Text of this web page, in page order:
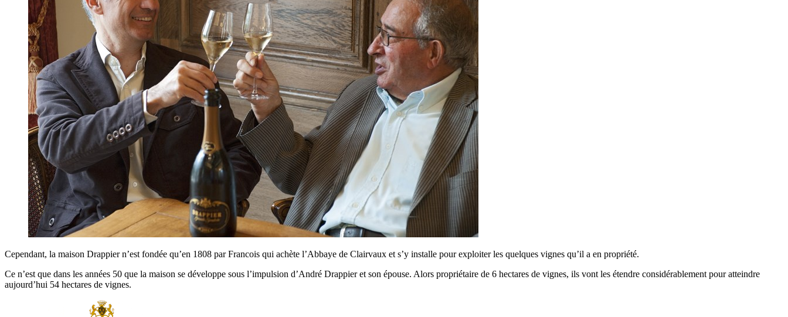
Cependant, la maison Drappier n’est fondée qu’en 1808 par Francois qui achète l’Abbaye de Clairvaux et s’y installe pour exploiter les quelques vignes qu’il a en propriété.
Ce n’est que dans les années 50 que la maison se développe sous l’impulsion d’André Drappier et son épouse. Alors propriétaire de 6 hectares de vignes, ils vont les étendre considérablement pour atteindre
aujourd’hui 54 hectares de vignes.